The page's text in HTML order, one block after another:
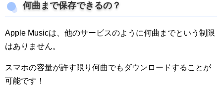
何曲まで保存できるの？
Apple Musicは、他のサービスのように何曲までという制限
はありません。
スマホの容量が許す限り何曲でもダウンロードすることが
可能です！